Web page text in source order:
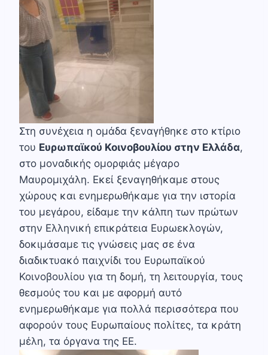
Στη συνέχεια η ομάδα ξεναγήθηκε στο κτίριο
του Ευρωπαϊκού Κοινοβουλίου στην Ελλάδα,
στο μοναδικής ομορφιάς μέγαρο
Μαυρομιχάλη. Εκεί ξεναγηθήκαμε στους
χώρους και ενημερωθήκαμε για την ιστορία
του μεγάρου, είδαμε την κάλπη των πρώτων
στην Ελληνική επικράτεια Ευρωεκλογών,
δοκιμάσαμε τις γνώσεις μας σε ένα
διαδικτυακό παιχνίδι του Ευρωπαϊκού
Κοινοβουλίου για τη δομή, τη λειτουργία, τους
θεσμούς του και με αφορμή αυτό
ενημερωθήκαμε για πολλά περισσότερα που
αφορούν τους Ευρωπαίους πολίτες, τα κράτη
μέλη, τα όργανα της ΕΕ.